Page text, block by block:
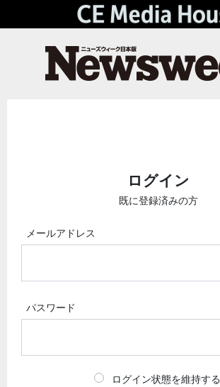
ログイン
既に登録済みの方
メールアドレス
パスワード
ログイン状態を維持する